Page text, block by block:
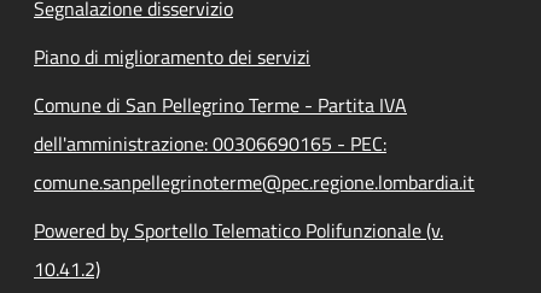
Segnalazione disservizio
Piano di miglioramento dei servizi
Comune di San Pellegrino Terme - Partita IVA
dell'amministrazione: 00306690165 - PEC:
comune.sanpellegrinoterme@pec.regione.lombardia.it
Powered by Sportello Telematico Polifunzionale (v.
10.41.2)